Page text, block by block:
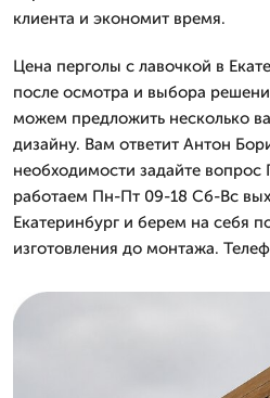
клиента и экономит время.
Цена перголы с лавочкой в
после осмотра и выбора
можем предложить несколько
дизайну. Вам ответит Антон
необходимости задайте
работаем Пн-Пт 09-18 Сб-Вс
Екатеринбург и берем на себя
изготовления до монтажа.